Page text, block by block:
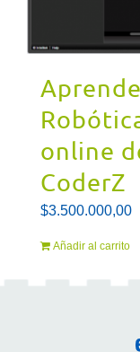
online
CoderZ
$3.500.000,00
Añadir al carrito